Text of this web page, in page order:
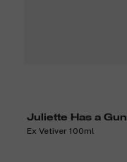
Juliette Has a Gun
Ex Vetiver 100ml